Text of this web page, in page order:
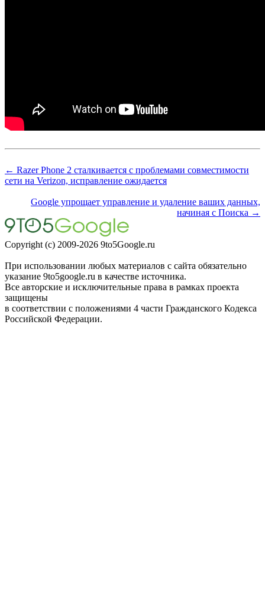
← Razer Phone 2 сталкивается с проблемами совместимости
сети на Verizon, исправление ожидается
Google упрощает управление и удаление ваших данных,
начиная с Поиска →
Copyright (c) 2009-2026 9to5Google.ru
При использовании любых материалов с сайта обязательно
указание 9to5google.ru в качестве источника.
Все авторские и исключительные права в рамках проекта
защищены
в соответствии с положениями 4 части Гражданского Кодекса
Российской Федерации.